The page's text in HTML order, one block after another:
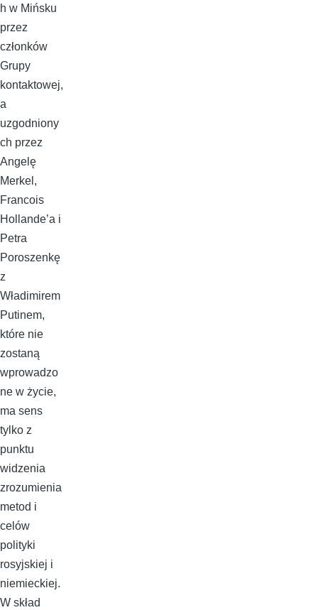
h w Mińsku
przez
członków
Grupy
kontaktowej,
a
uzgodniony
ch przez
Angelę
Merkel,
Francois
Hollande’a i
Petra
Poroszenkę
z
Władimirem
Putinem,
które nie
zostaną
wprowadzo
ne w życie,
ma sens
tylko z
punktu
widzenia
zrozumienia
metod i
celów
polityki
rosyjskiej i
niemieckiej.
W skład